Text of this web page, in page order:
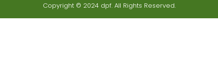
Copyright © 2024 dpf. All Rights Reserved.